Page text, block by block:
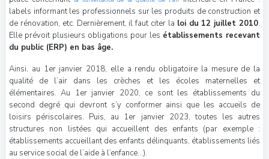
labels informant les professionnels sur les produits de construction et
de rénovation, etc. Dernièrement, il faut citer la loi du 12 juillet 2010.
Elle prévoit plusieurs obligations pour les établissements recevant
du public (ERP) en bas âge.
Ainsi, au 1er janvier 2018, elle a rendu obligatoire la mesure de la
qualité de l’air dans les crèches et les écoles maternelles et
élémentaires. Au 1er janvier 2020, ce sont les établissements du
second degré qui devront s’y conformer ainsi que les accueils de
loisirs périscolaires. Puis, au 1er janvier 2023, toutes les autres
structures non listées qui accueillent des enfants (par exemple :
établissements accueillant des enfants délinquants, établissements liés
au service social de l’aide à l’enfance…).